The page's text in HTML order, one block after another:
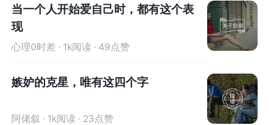
我们还有一个另一维度的自己，这就我们的人格。人格是
什么呢？
一个人的人格是他过去的整个生活历程的反映。
可以说它是我们过去所有的经历、故事、感受、体验、价
我们的人格决定了自己会怎样的来观察自己与世界，然后
做出来自己的判断与选择。
当一个人开始爱自己时，都有这个表
现
心理0时差 · 1k阅读 · 49点赞
嫉妒的克星，唯有这四个字
阿佬叙 · 1k阅读 · 23点赞